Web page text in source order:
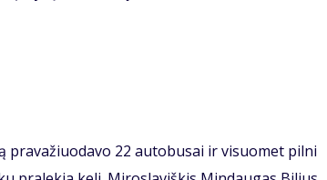
pra­va­žiuo­da­vo 22 au­to­bu­sai ir vi­suo­met pil­ni